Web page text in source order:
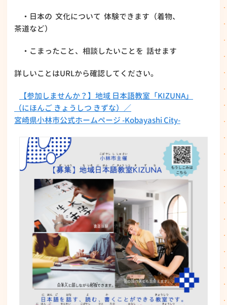
・日本の 文化について 体験できます（着物、
茶道など）
・こまったこと、相談したいことを 話せます
詳しいことはURLから確認してください。
【参加しませんか？】地域 日本語教室「KIZUNA」
（にほんご きょうしつ きずな）／
宮崎県小林市公式ホームページ -Kobayashi City-